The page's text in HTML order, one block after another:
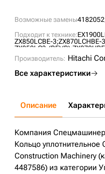
Возможные замены
Подходит к технике:
ZX850LCBE-3;ZX870LCHBE-
ZX850LC3-(BE)(R);
EX2500E-5BH;
Производитель: Hitachi
Все характеристики
Описание
Компания
Кольцо
Construction Machinery
4487586) из категории